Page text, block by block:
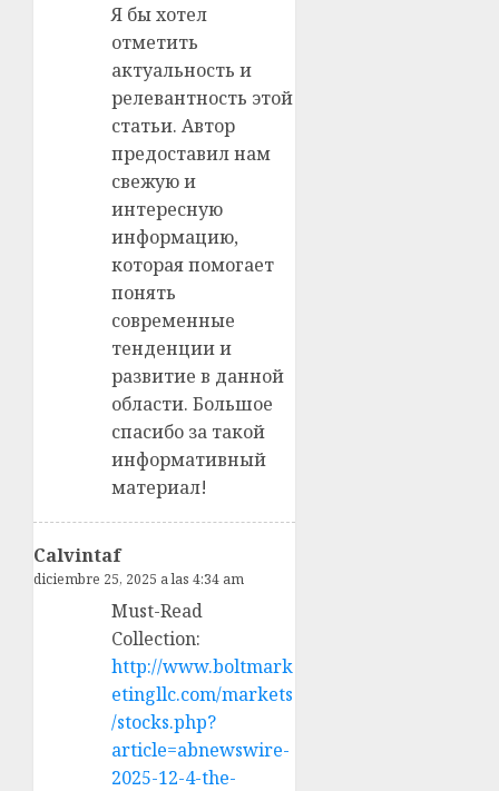
Я бы хотел
отметить
актуальность и
релевантность этой
статьи. Автор
предоставил нам
свежую и
интересную
информацию,
которая помогает
понять
современные
тенденции и
развитие в данной
области. Большое
спасибо за такой
информативный
материал!
Calvintaf
diciembre 25, 2025 a las 4:34 am
Must-Read
Collection:
http://www.boltmark
etingllc.com/markets
/stocks.php?
article=abnewswire-
2025-12-4-the-